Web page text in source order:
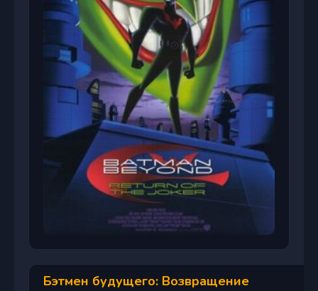
Бэтмен будущего: Возвращение